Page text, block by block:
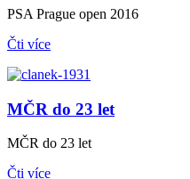
PSA Prague open 2016
Čti více
MČR do 23 let
MČR do 23 let
Čti více